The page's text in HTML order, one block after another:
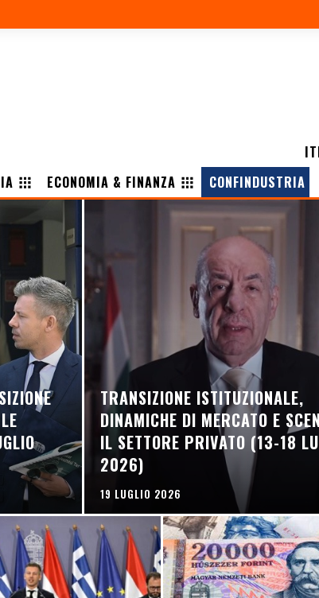
ECONOMIA & FINANZA CONFINDUSTRIA
TRANSIZIONE ISTITUZIONALE,
DINAMICHE DI MERCATO E
IL SETTORE PRIVATO (13-18
2026)
19 LUGLIO 2026